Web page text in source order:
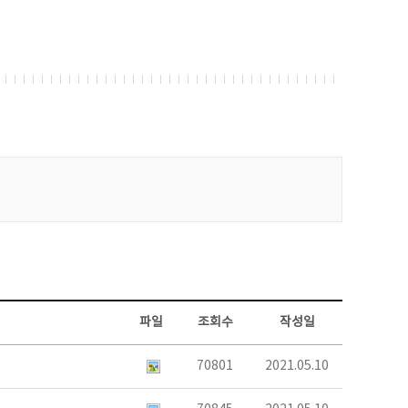
파일 조회수 작성일
70801 2021.05.10